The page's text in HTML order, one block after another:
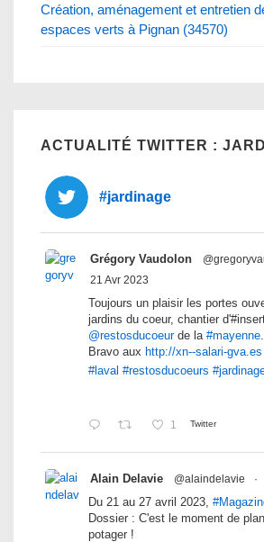
Création, aménagement et entretien
espaces verts à Pignan (34570)
ACTUALITÉ TWITTER :
#jardinage
Grégory Vaudolon
21 Avr 2023
Toujours un plaisir les portes
jardins du coeur, chantier
@restosducoeurde la #mayenne
Bravo aux http://xn--salari-gva.es
#laval #restosducoeurs
1 Twitter
Alain Delavie @alaindelavie ·
Du 21 au 27 avril 2023,
Dossier : C'est le moment de
potager !